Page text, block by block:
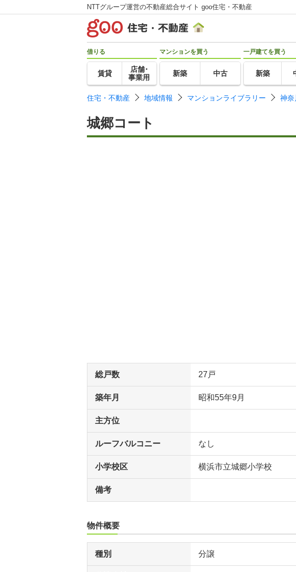
NTTグループ運営の不動産総合サイト goo住宅・不動産
借りる
賃貸
店舗･
事業用
マンションを買う
新築 中古
一戸建てを買う
新築
住宅・不動産 地域情報 マンションライブラリー 神奈
城郷コート
総戸数 27戸
築年月 昭和55年9月
主方位
ルーフバルコニー なし
小学校区 横浜市立城郷小学校
備考
物件概要
種別 分譲